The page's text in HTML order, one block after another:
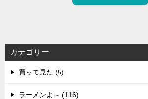
カテゴリー
買って見た (5)
ラーメンよ～ (116)